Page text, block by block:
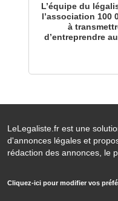
L’équipe du
l’association 100
à
d’entreprendre
LeLegaliste.fr est une
d'annonces légales et
rédaction des annonces, le
Cliquez-ici pour modifier vos